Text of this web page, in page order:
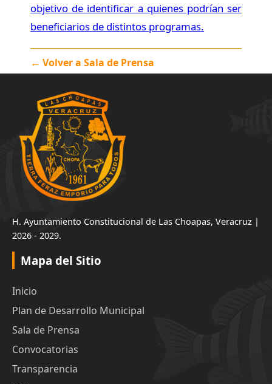
objetivo de identificar a quienes podrían ser
beneficiarios de distintos programas.
← Volver a Sala de Prensa
H. Ayuntamiento Constitucional de Las Choapas, Veracruz |
2026 - 2029.
Mapa del Sitio
Inicio
Plan de Desarrollo Municipal
Sala de Prensa
Convocatorias
Transparencia